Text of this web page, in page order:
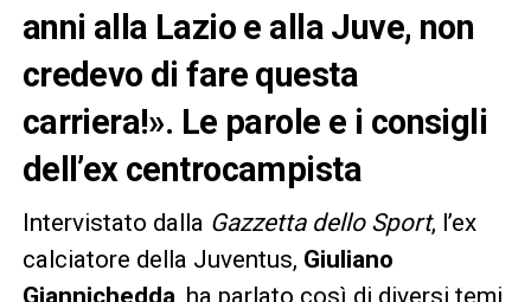
anni alla Lazio e alla Juve, non
credevo di fare questa
carriera!». Le parole e i consigli
dell’ex centrocampista
Intervistato dalla Gazzetta dello Sport, l’ex
calciatore della Juventus, Giuliano